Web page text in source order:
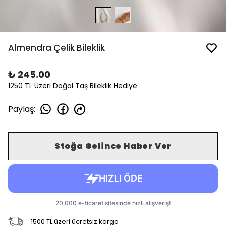
Almendra Çelik Bileklik
₺ 245.00
1250 TL Üzeri Doğal Taş Bileklik Hediye
Paylaş:
Stoğa Gelince Haber Ver
1500 TL üzeri ücretsiz kargo